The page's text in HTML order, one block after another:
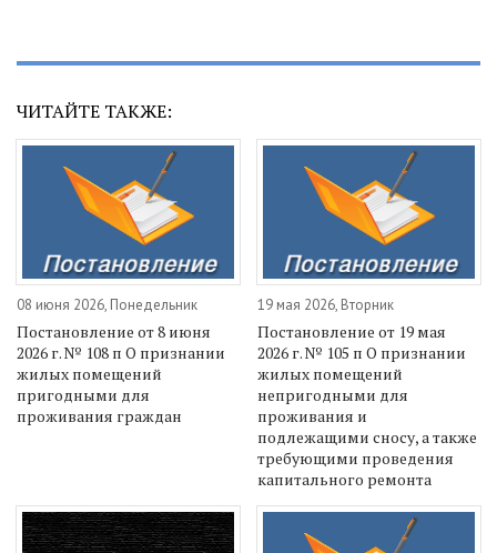
ЧИТАЙТЕ ТАКЖЕ:
08 июня 2026, Понедельник
Постановление от 8 июня
2026 г. № 108 п О признании
жилых помещений
пригодными для
проживания граждан
19 мая 2026, Вторник
Постановление от 19 мая
2026 г. № 105 п О признании
жилых помещений
непригодными для
проживания и
подлежащими сносу, а также
требующими проведения
капитального ремонта